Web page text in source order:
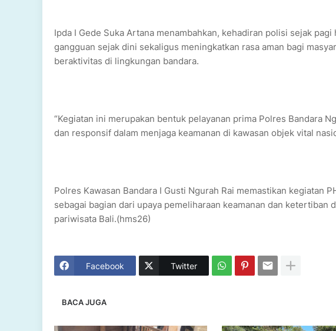
Ipda I Gede Suka Artana menambahkan, kehadiran polisi sejak
gangguan sejak dini sekaligus meningkatkan rasa aman bagi
beraktivitas di lingkungan bandara.
“Kegiatan ini merupakan bentuk pelayanan prima Polres Bandara
dan responsif dalam menjaga keamanan di kawasan objek vital
Polres Kawasan Bandara I Gusti Ngurah Rai memastikan kegiatan
sebagai bagian dari upaya pemeliharaan keamanan dan ketertiban
pariwisata Bali.(hms26)
Facebook Twitter
BACA JUGA